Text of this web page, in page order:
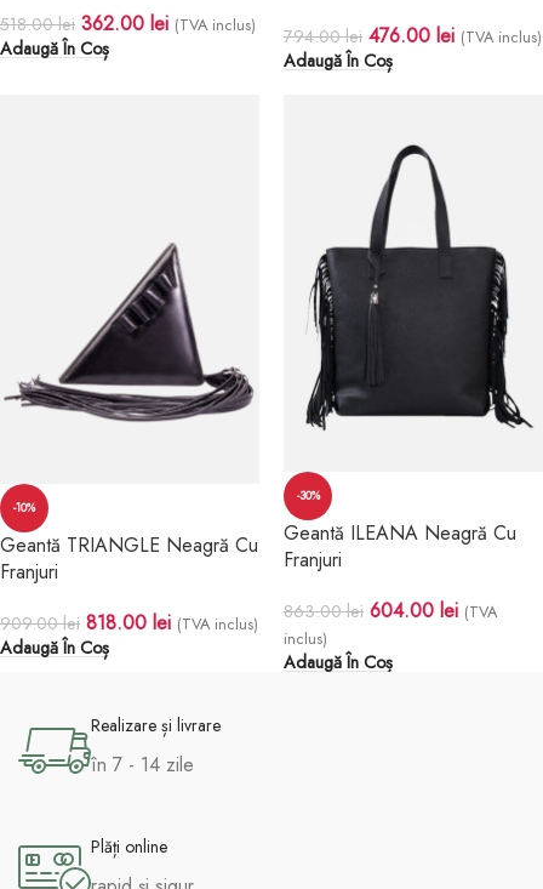
518.00lei 362.00 lei (TVA inclus)
Adaugă În Coș 794.00lei 476.00 lei (TVA inclus)
Adaugă În Coș
-10%
Geantă TRIANGLE Neagră Cu
Franjuri
909.00lei 818.00 lei (TVA inclus)
Adaugă În Coș
-30%
Geantă ILEANA Neagră Cu
Franjuri
863.00lei 604.00 lei (TVA
inclus)
Adaugă În Coș
Realizare și livrare
în 7 - 14 zile
Plăți online